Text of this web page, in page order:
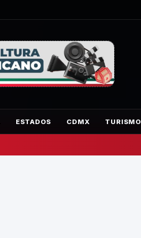
ESTADOS CDMX TURISMO